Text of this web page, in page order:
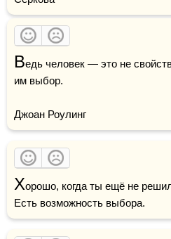
Ведь человек — это не
им выбор.
Джоан Роулинг
Хорошо, когда ты ещё не
Есть возможность выбора.